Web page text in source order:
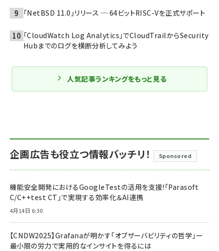
「NetBSD 11.0」リリース ─ 64ビットRISC-Vを正式サポート
「CloudWatch Log Analytics」でCloudTrailからSecurity
Hubまでのログを横断分析してみよう
人気記事ランキングをもっと見る
企画広告も役立つ情報バッチリ！ Sponsored
機能安全開発におけるGoogleTestの活用を支援!「Parasoft
C/C++test CT」で実現する効率化＆AI連携
4月14日 6:30
【CNDW2025】Grafanaが明かす「オブザーバビリティの哲学」ー
最小限の労力で実用的なインサイトを得るには